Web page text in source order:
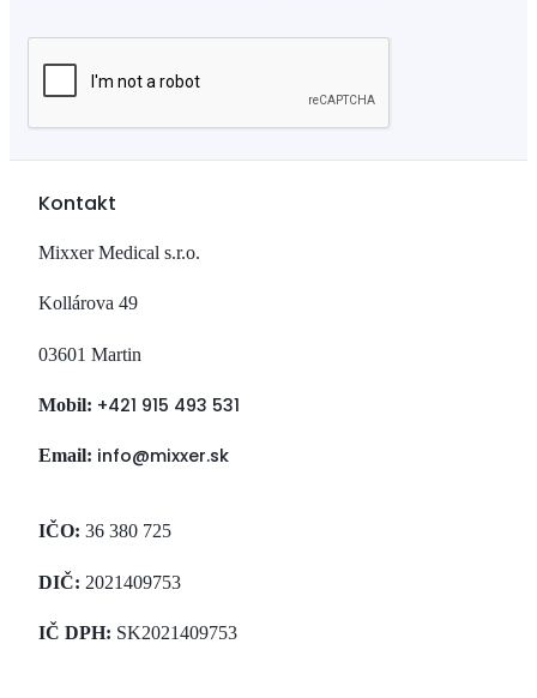
Kontakt
Mixxer Medical s.r.o.
Kollárova 49
03601 Martin
Mobil: +421 915 493 531
Email: info@mixxer.sk
IČO: 36 380 725
DIČ: 2021409753
IČ DPH: SK2021409753